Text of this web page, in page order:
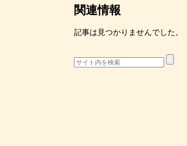
関連情報
記事は見つかりませんでした。